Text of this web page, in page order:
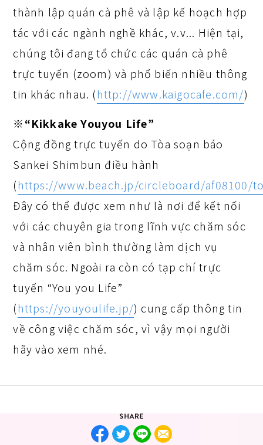
thành lập quán cà phê và lập kế hoạch hợp
tác với các ngành nghề khác, v.v... Hiện tại,
chúng tôi đang tổ chức các quán cà phê
trực tuyến (zoom) và phổ biến nhiều thông
tin khác nhau. (http://www.kaigocafe.com/)
※“Kikkake Youyou Life”
Cộng đồng trực tuyến do Tòa soạn báo
Sankei Shimbun điều hành
(https://www.beach.jp/circleboard/af08100/
Đây có thể được xem như là nơi để kết nối
với các chuyên gia trong lĩnh vực chăm sóc
và nhân viên bình thường làm dịch vụ
chăm sóc. Ngoài ra còn có tạp chí trực
tuyến “You you Life”
(https://youyoulife.jp/) cung cấp thông tin
về công việc chăm sóc, vì vậy mọi người
hãy vào xem nhé.